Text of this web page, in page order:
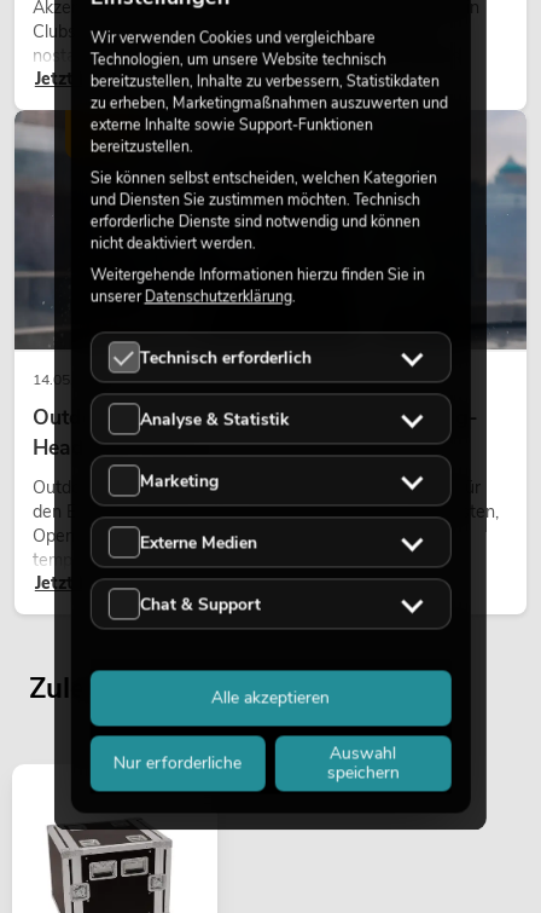
Akzente prägen viele aktuelle Lichtdesigns auf Bühnen, in
Clubs und bei Events. Retro-Licht ist dabei kein rein
nostalgischer Effekt, sondern ein bewusst eingesetztes
Gestaltungsmittel: Es schafft Atmosphäre, gibt Szenen
Charakter und kann technische LED-Setups emotionaler
wirken lassen.
Jetzt lesen
14.05.2026
Outdoor Moving-Heads: Wetterfeste Moving-
Heads bei Events
Outdoor Moving-Heads sind bewegliche Scheinwerfer für
den Einsatz im Freien. Sie werden bei Festivals, Stadtfesten,
Open-Air-Konzerten, Architekturinszenierungen und
temporären Außeninstallationen eingesetzt.
Jetzt lesen
LICHT
Zuletzt angesehene Artikel
Wir verwenden Cookies und vergleichbare
Technologien, um unsere Website technisch
bereitzustellen, Inhalte zu verbessern, Statistikdaten
zu erheben, Marketingmaßnahmen auszuwerten und
externe Inhalte sowie Support-Funktionen
bereitzustellen.
Sie können selbst entscheiden, welchen Kategorien
und Diensten Sie zustimmen möchten. Technisch
erforderliche Dienste sind notwendig und können
nicht deaktiviert werden.
Weitergehende Informationen hierzu finden Sie in
unsererDatenschutzerklärung.
Technisch erforderlich
Analyse & Statistik
Marketing
Externe Medien
Chat & Support
Nur erforderliche
Auswahl
speichern
Alle akzeptieren